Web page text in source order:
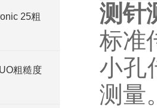
25粗
粗糙度
测针
标准
小孔
测量